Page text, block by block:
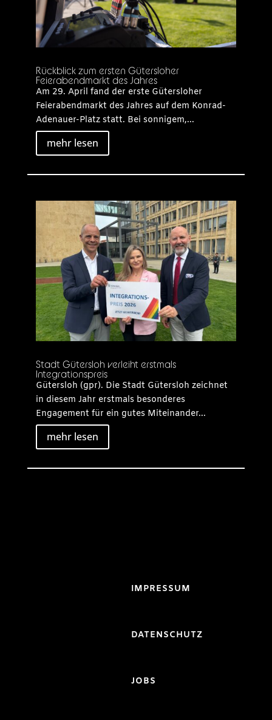
Rückblick zum ersten Gütersloher
Feierabendmarkt des Jahres
Am 29. April fand der erste Gütersloher
Feierabendmarkt des Jahres auf dem Konrad-
Adenauer-Platz statt. Bei sonnigem,...
mehr lesen
Stadt Gütersloh verleiht erstmals
Integrationspreis
Gütersloh (gpr). Die Stadt Gütersloh zeichnet
in diesem Jahr erstmals besonderes
Engagement für ein gutes Miteinander...
mehr lesen
IMPRESSUM
DATENSCHUTZ
JOBS